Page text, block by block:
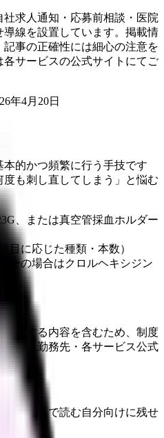
社求人通知・応募前相談・医院
線を設置しています。掲載情
事の正確性には細心の注意を
サービスの公式サイトにてご
年4月20日
的かつ頻繁に行う手技です
も刺し直してしまう」と悩む
、または真空管採血ホルダー
目に応じた種類・本数）
ーの場合はクロルヘキシジン
響する内容を含むため、制度
関・勤務先・各サービス公式
い。
やあとで読む自分向けに残せ